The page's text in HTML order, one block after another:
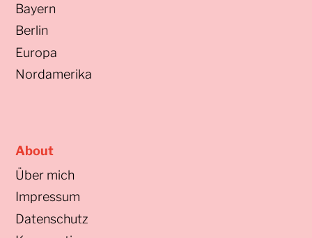
Bayern
Berlin
Europa
Nordamerika
About
Über mich
Impressum
Datenschutz